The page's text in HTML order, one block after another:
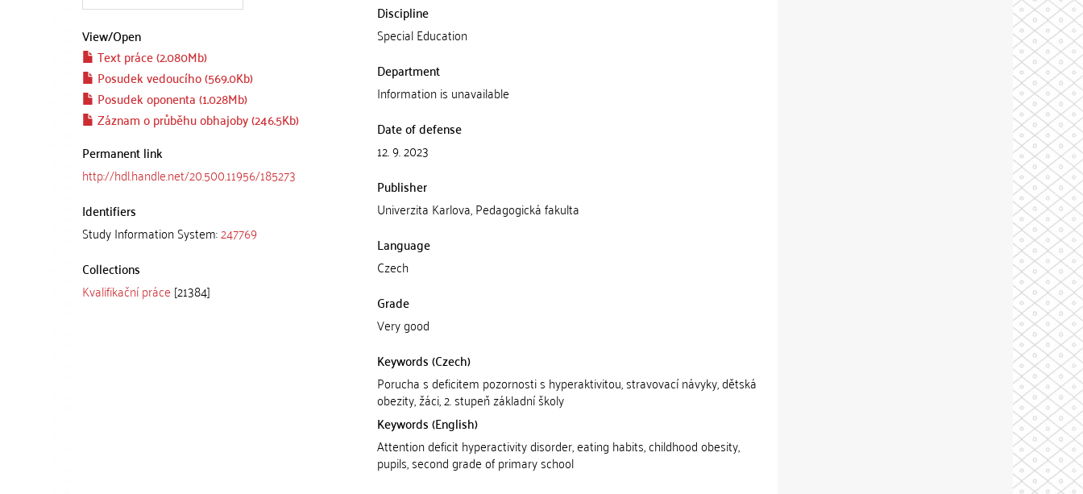
View/Open
Text práce (2.080Mb)
Posudek vedoucího (569.0Kb)
Posudek oponenta (1.028Mb)
Záznam o průběhu obhajoby (246.5Kb)
Permanent link
http://hdl.handle.net/20.500.11956/185273
Identifiers
Study Information System:247769
Collections
Kvalifikační práce [21384]
Discipline
Special Education
Department
Information is unavailable
Date of defense
12. 9. 2023
Publisher
Univerzita Karlova, Pedagogická fakulta
Language
Czech
Grade
Very good
Keywords (Czech)
Porucha s deficitem pozornosti s hyperaktivitou, stravovací návyky, dětská
obezity, žáci, 2. stupeň základní školy
Keywords (English)
Attention deficit hyperactivity disorder, eating habits, childhood obesity,
pupils, second grade of primary school